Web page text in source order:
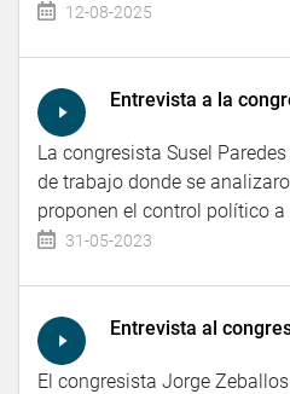
12-08-2025
Entrevista a la
La congresista Susel
de trabajo donde se
proponen el control político a
31-05-2023
Entrevista al
El congresista Jorge